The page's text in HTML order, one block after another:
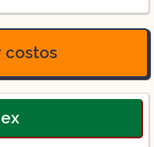
y
costos